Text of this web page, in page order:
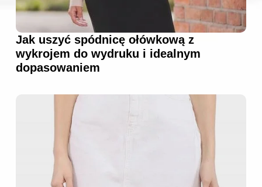
Jak uszyć spódnicę ołówkową z
wykrojem do wydruku i idealnym
dopasowaniem